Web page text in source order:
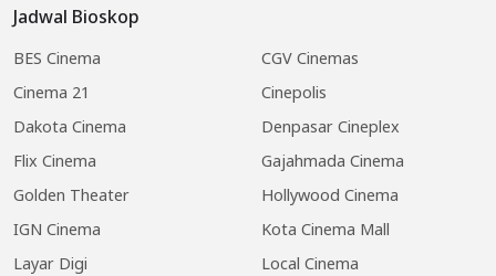
Jadwal Bioskop
BES Cinema
CGV Cinemas
Cinema 21
Cinepolis
Dakota Cinema
Denpasar Cineplex
Flix Cinema
Gajahmada Cinema
Golden Theater
Hollywood Cinema
IGN Cinema
Kota Cinema Mall
Layar Digi
Local Cinema